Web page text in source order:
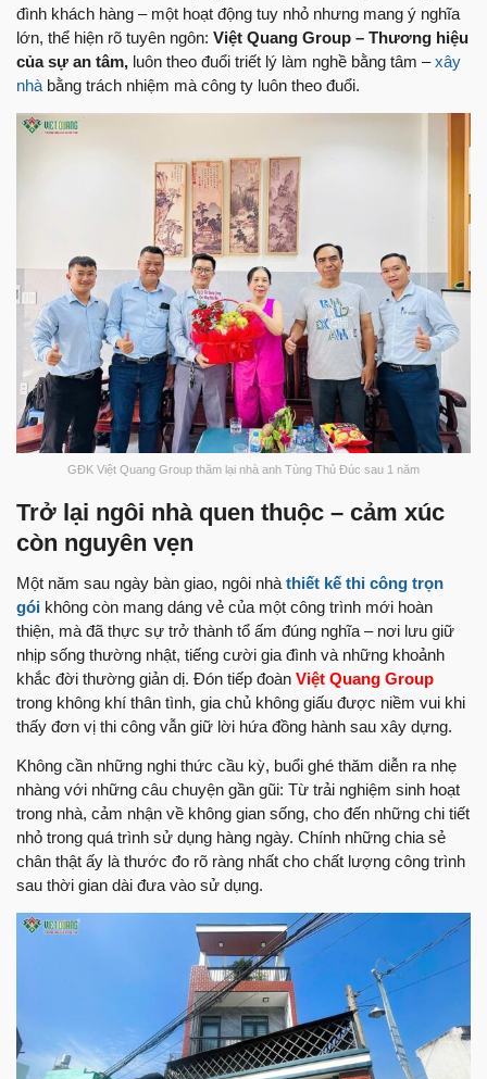
đình khách hàng – một hoạt động tuy nhỏ nhưng mang ý nghĩa
lớn, thể hiện rõ tuyên ngôn: Việt Quang Group – Thương hiệu
của sự an tâm, luôn theo đuổi triết lý làm nghề bằng tâm –xây
nhà bằng trách nhiệm mà công ty luôn theo đuổi.
GĐK Việt Quang Group thăm lại nhà anh Tùng Thủ Đúc sau 1 năm
Trở lại ngôi nhà quen thuộc – cảm xúc
còn nguyên vẹn
Một năm sau ngày bàn giao, ngôi nhà thiết kế thi công trọn
gói không còn mang dáng vẻ của một công trình mới hoàn
thiện, mà đã thực sự trở thành tổ ấm đúng nghĩa – nơi lưu giữ
nhịp sống thường nhật, tiếng cười gia đình và những khoảnh
khắc đời thường giản dị. Đón tiếp đoàn Việt Quang Group
trong không khí thân tình, gia chủ không giấu được niềm vui khi
thấy đơn vị thi công vẫn giữ lời hứa đồng hành sau xây dựng.
Không cần những nghi thức cầu kỳ, buổi ghé thăm diễn ra nhẹ
nhàng với những câu chuyện gần gũi: Từ trải nghiệm sinh hoạt
trong nhà, cảm nhận về không gian sống, cho đến những chi tiết
nhỏ trong quá trình sử dụng hàng ngày. Chính những chia sẻ
chân thật ấy là thước đo rõ ràng nhất cho chất lượng công trình
sau thời gian dài đưa vào sử dụng.